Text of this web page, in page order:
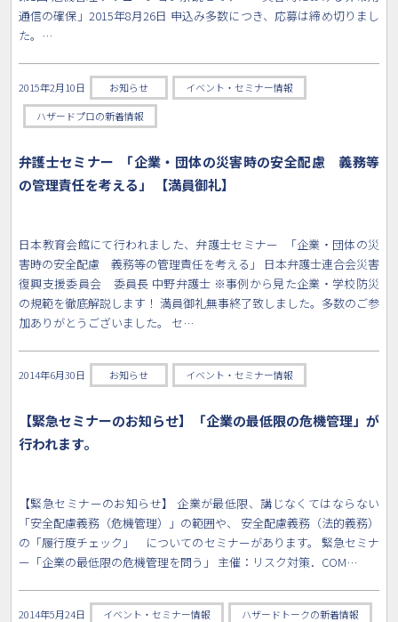
通信の確保」2015年8月26日 申込み多数につき、応募は締め切りまし
た。…
2015年2月10日 お知らせ
イベント・セミナー情報
ハザードプロの新着情報
弁護士セミナー 「企業・団体の災害時の安全配慮 義務等
の管理責任を考える」 【満員御礼】
日本教育会館にて行われました、弁護士セミナー 「企業・団体の災
害時の安全配慮 義務等の管理責任を考える」 日本弁護士連合会災害
復興支援委員会 委員長 中野弁護士 ※事例から見た企業・学校防災
の規範を徹底解説します！ 満員御礼無事終了致しました。多数のご参
加ありがとうございました。 セ…
2014年6月30日 お知らせ イベント・セミナー情報
【緊急セミナーのお知らせ】「企業の最低限の危機管理」が
行われます。
【緊急セミナーのお知らせ】 企業が最低限、講じなくてはならない
「安全配慮義務（危機管理）」の範囲や、 安全配慮義務（法的義務）
の「履行度チェック」 についてのセミナーがあります。 緊急セミナ
ー「企業の最低限の危機管理を問う」 主催：リスク対策．COM…
2014年5月24日 イベント・セミナー情報
ハザードトークの新着情報